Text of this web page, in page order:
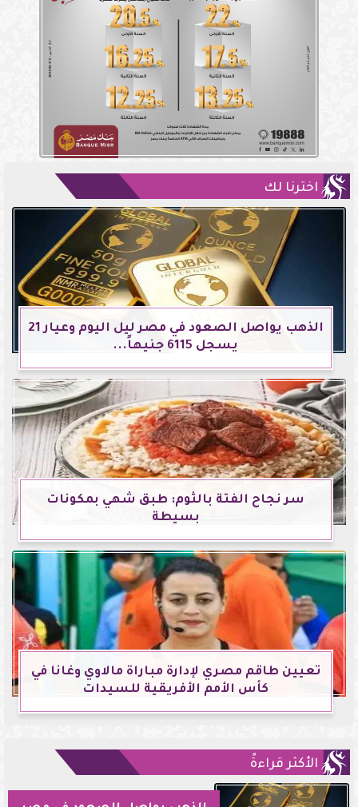
اخترنا لك
الذهب يواصل الصعود في مصر ليل اليوم وعيار 21
يسجل 6115 جنيهاً...
سر نجاح الفتة بالثوم: طبق شهي بمكونات
بسيطة
تعيين طاقم مصري لإدارة مباراة مالاوي وغانا في
كأس الأمم الأفريقية للسيدات
الأكثر قراءةً